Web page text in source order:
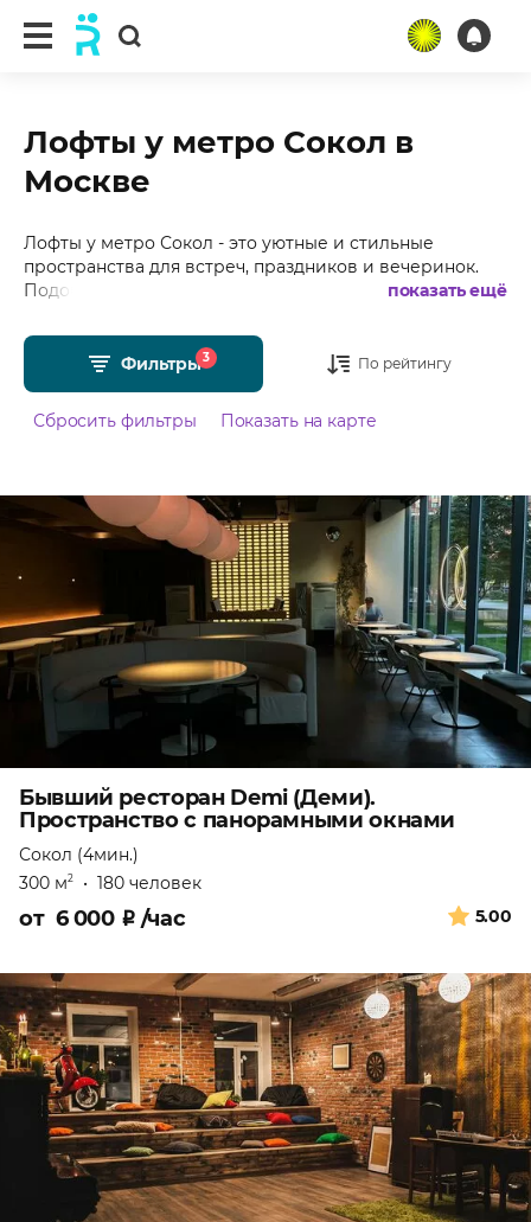
Лофты у метро Сокол в
Москве
Лофты у метро Сокол - это уютные и стильные
пространства для встреч, праздников и вечеринок.
Подобрали для Вас более 40 лофтов у метро Сокол в
рейтингом 4.99 из 5 и стоимостью от 1500 рублей в
показать ещё
Фильтры3 По рейтингу
Сбросить фильтры Показать на карте
Бывший ресторан Demi (Деми).
Пространство с панорамными окнами
Сокол (4мин.)
300 м2 • 180 человек
5.00
от 6 000 ₽ /час